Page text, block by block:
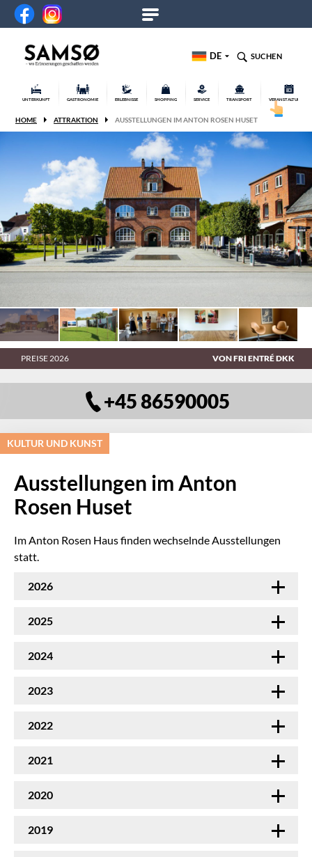
DE SUCHEN
UNTERKUNFT GASTRONOMIE ERLEBNISSE SHOPPING SERVICE TRANSPORT VERANSTALTUNGEN
HOME ATTRAKTION AUSSTELLUNGEN IM ANTON ROSEN HUSET
PREISE 2026 VON FRI ENTRÉ DKK
+45 86590005
KULTUR UND KUNST
Ausstellungen im Anton
Rosen Huset
Im Anton Rosen Haus finden wechselnde Ausstellungen
statt.
2026
2025
2024
2023
2022
2021
2020
2019